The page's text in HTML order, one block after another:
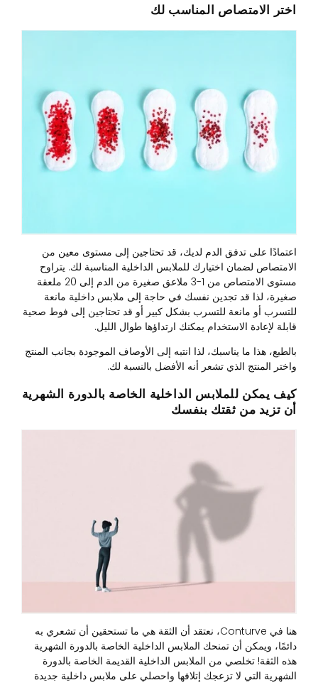
اختر الامتصاص المناسب لك
اعتمادًا على تدفق الدم لديك، قد تحتاجين إلى مستوى معين من
الامتصاص لضمان اختيارك للملابس الداخلية المناسبة لك. يتراوح
مستوى الامتصاص من 1-3 ملاعق صغيرة من الدم إلى 20 ملعقة
صغيرة، لذا قد تجدين نفسك في حاجة إلى ملابس داخلية مانعة
للتسرب أو مانعة للتسرب بشكل كبير أو قد تحتاجين إلى فوط صحية
قابلة لإعادة الاستخدام يمكنك ارتداؤها طوال الليل.
بالطبع، هذا ما يناسبك، لذا انتبه إلى الأوصاف الموجودة بجانب المنتج
واختر المنتج الذي تشعر أنه الأفضل بالنسبة لك.
كيف يمكن للملابس الداخلية الخاصة بالدورة الشهرية
أن تزيد من ثقتك بنفسك
هنا في Conturve، نعتقد أن الثقة هي ما تستحقين أن تشعري به
دائمًا، ويمكن أن تمنحك الملابس الداخلية الخاصة بالدورة الشهرية
هذه الثقة! تخلصي من الملابس الداخلية القديمة الخاصة بالدورة
الشهرية التي لا تزعجك إتلافها واحصلي على ملابس داخلية جديدة